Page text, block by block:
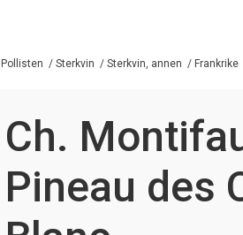
Pollisten / Sterkvin / Sterkvin, annen / Frankrike
Ch.
Pineau des